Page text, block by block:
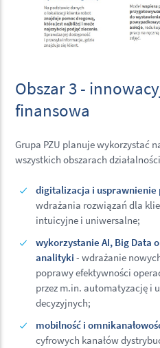
Obszar 3 -
finansowa
Grupa PZU planuje wykorzystać
wszystkich obszarach
digitalizacja i usprawnienie
wdrażania rozwiązań dla
intuicyjne i uniwersalne;
wykorzystanie AI, Big Data
analityki - wdrażanie
poprawy efektywności
przez m.in. automatyzację i
decyzyjnych;
mobilność i
cyfrowych kanałów